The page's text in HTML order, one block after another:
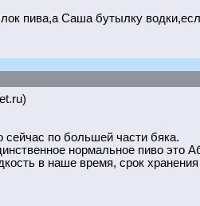
пива,а Саша бутылку
сейчас по большей части бяка.
нормальное пиво это
в наше время, срок